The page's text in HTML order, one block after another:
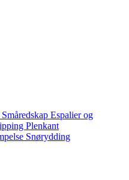
Småredskap Espalier og
Plenkant
Snørydding